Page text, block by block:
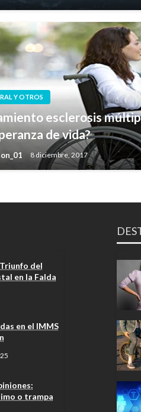
Y OTROS
esclerosis
de vida?
8 diciembre, 2017
del
en la Falda
en el IMMS
o trampa